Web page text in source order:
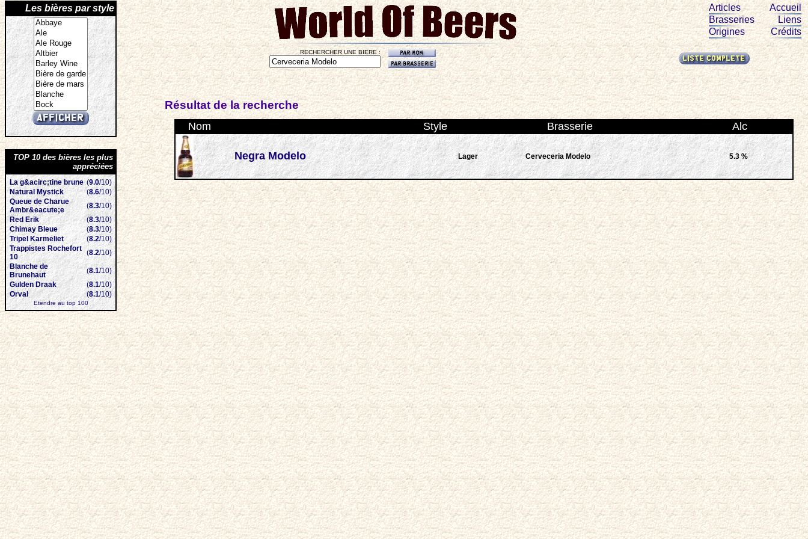
Les bières par style
TOP 10 des bières les plus
appréciées
La g&acirc;tine brune (9.0/10)
Natural Mystick
(8.6/10)
Queue de Charue
Ambr&eacute;e
(8.3/10)
Red Erik
(8.3/10)
Chimay Bleue
(8.3/10)
Tripel Karmeliet
(8.2/10)
Trappistes Rochefort
10
(8.2/10)
Blanche de
Brunehaut
(8.1/10)
Gulden Draak
(8.1/10)
Orval
(8.1/10)
Etendre au top 100
Articles
Brasseries
Origines
Accueil
Liens
Crédits
RECHERCHER UNE BIERE :
Résultat de la recherche
Nom Style Brasserie Alc
Negra Modelo Lager Cerveceria Modelo 5.3 %